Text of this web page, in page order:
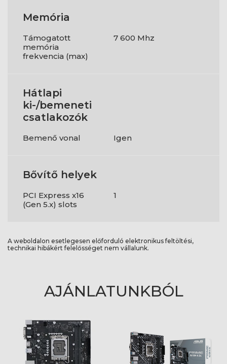
Memória
Támogatott
memória
frekvencia (max)
7 600 Mhz
Hátlapi
ki-/bemeneti
csatlakozók
Bemenő vonal Igen
Bővítő helyek
PCI Express x16
(Gen 5.x) slots
1
A weboldalon esetlegesen előforduló elektronikus feltöltési,
technikai hibákért felelősséget nem vállalunk.
AJÁNLATUNKBÓL